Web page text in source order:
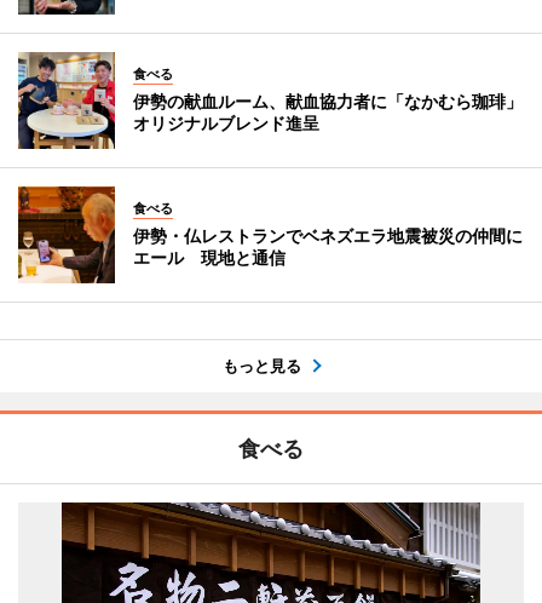
食べる
伊勢の献血ルーム、献血協力者に「なかむら珈琲」
オリジナルブレンド進呈
食べる
伊勢・仏レストランでベネズエラ地震被災の仲間に
エール 現地と通信
もっと見る
食べる